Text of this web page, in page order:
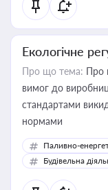
Екологічне
Про що тема: Про
вимог до
стандартами
нормами
Паливно-
Будівельна